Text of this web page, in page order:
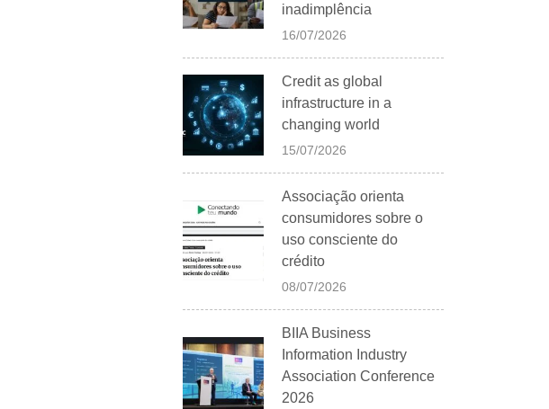
inadimplência
16/07/2026
Credit as global
infrastructure in a
changing world
15/07/2026
Associação orienta
consumidores sobre o
uso consciente do
crédito
08/07/2026
BIIA Business
Information Industry
Association Conference
2026